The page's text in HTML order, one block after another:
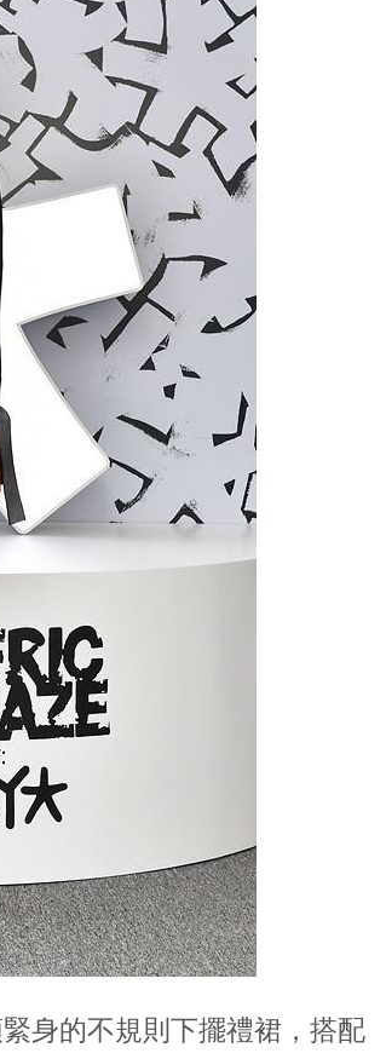
身的不規則下擺禮裙，搭配